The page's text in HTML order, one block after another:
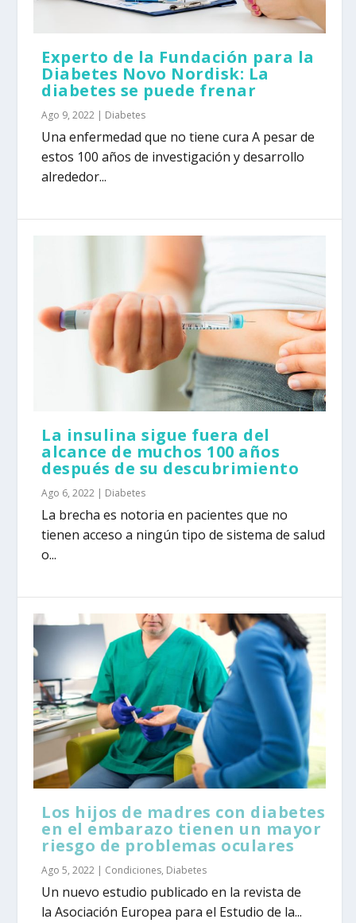
Experto de la Fundación para la
Diabetes Novo Nordisk: La
diabetes se puede frenar
Ago 9, 2022 | Diabetes
Una enfermedad que no tiene cura A pesar de
estos 100 años de investigación y desarrollo
alrededor...
La insulina sigue fuera del
alcance de muchos 100 años
después de su descubrimiento
Ago 6, 2022 | Diabetes
La brecha es notoria en pacientes que no
tienen acceso a ningún tipo de sistema de salud
o...
Los hijos de madres con diabetes
en el embarazo tienen un mayor
riesgo de problemas oculares
Ago 5, 2022 | Condiciones, Diabetes
Un nuevo estudio publicado en la revista de
la Asociación Europea para el Estudio de la...